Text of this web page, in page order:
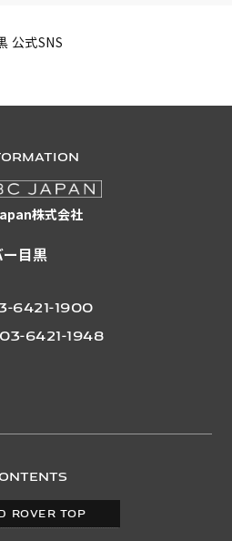
公式SNS
ROVER TOP
株式会社
目黒
6421-1900
03-6421-1948